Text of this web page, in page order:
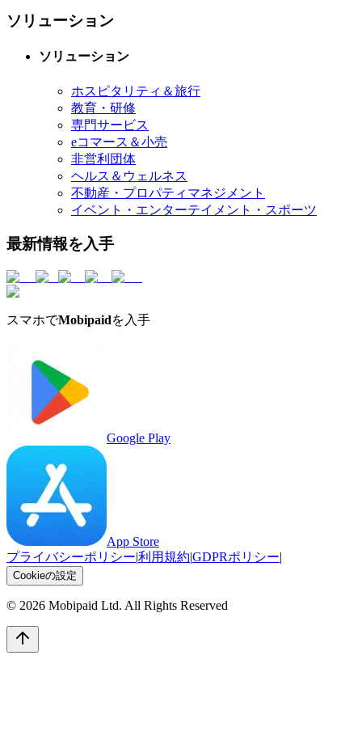
ソリューション
ソリューション
ホスピタリティ＆旅行
教育・研修
専門サービス
eコマース＆小売
非営利団体
ヘルス＆ウェルネス
不動産・プロパティマネジメント
イベント・エンターテイメント・スポーツ
最新情報を入手
スマホでMobipaidを入手
Google Play
App Store
プライバシーポリシー|利用規約|GDPRポリシー|
Cookieの設定
© 2026 Mobipaid Ltd. All Rights Reserved